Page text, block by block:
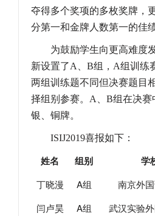
夺得多个奖项的多枚奖牌，
分第一和金牌人数第一的佳
为鼓励学生向更高难度
新设置了A B组， A组训练
两组训练题不同但决赛题目
择组别参赛。 A B组在决赛
银、铜牌。
ISIJ2019喜报如下：
姓名 组别 学
丁晓漫 A组 南京外
闫卢昊 A组 武汉实验